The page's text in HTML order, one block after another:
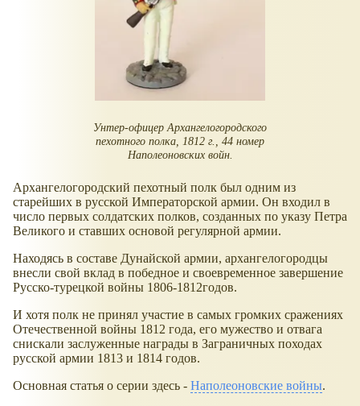
Унтер-офицер Архангелогородского
пехотного полка, 1812 г., 44 номер
Наполеоновских войн.
Архангелогородский пехотный полк был одним из
старейших в русской Императорской армии. Он входил в
число первых солдатских полков, созданных по указу Петра
Великого и ставших основой регулярной армии.
Находясь в составе Дунайской армии, архангелогородцы
внесли свой вклад в победное и своевременное завершение
Русско-турецкой войны 1806-1812годов.
И хотя полк не принял участие в самых громких сражениях
Отечественной войны 1812 года, его мужество и отвага
снискали заслуженные награды в Заграничных походах
русской армии 1813 и 1814 годов.
Основная статья о серии здесь - Наполеоновские войны.